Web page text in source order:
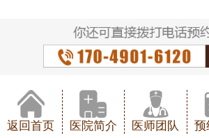
返回首页 医院简介 医师团队 预